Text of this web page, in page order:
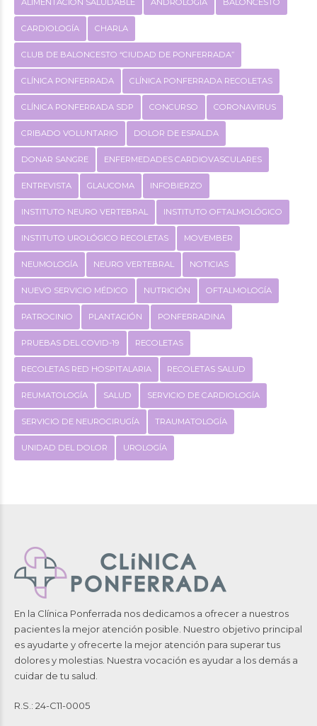
CARDIOLOGÍA CHARLA
CLUB DE BALONCESTO “CIUDAD DE PONFERRADA”
CLÍNICA PONFERRADA CLÍNICA PONFERRADA RECOLETAS
CLÍNICA PONFERRADA SDP CONCURSO CORONAVIRUS
CRIBADO VOLUNTARIO DOLOR DE ESPALDA
DONAR SANGRE ENFERMEDADES CARDIOVASCULARES
ENTREVISTA GLAUCOMA INFOBIERZO
INSTITUTO NEURO VERTEBRAL INSTITUTO OFTALMOLÓGICO
INSTITUTO UROLÓGICO RECOLETAS MOVEMBER
NEUMOLOGÍA NEURO VERTEBRAL NOTICIAS
NUEVO SERVICIO MÉDICO NUTRICIÓN OFTALMOLOGÍA
PATROCINIO PLANTACIÓN PONFERRADINA
PRUEBAS DEL COVID-19 RECOLETAS
RECOLETAS RED HOSPITALARIA RECOLETAS SALUD
REUMATOLOGÍA SALUD SERVICIO DE CARDIOLOGÍA
SERVICIO DE NEUROCIRUGÍA TRAUMATOLOGÍA
UNIDAD DEL DOLOR UROLOGÍA
En la Clínica Ponferrada nos dedicamos a ofrecer a nuestros
pacientes la mejor atención posible. Nuestro objetivo principal
es ayudarte y ofrecerte la mejor atención para superar tus
dolores y molestias. Nuestra vocación es ayudar a los demás a
cuidar de tu salud.
R.S.: 24-C11-0005